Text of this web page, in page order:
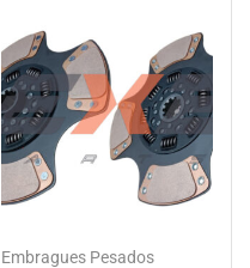
Embragues Pesados